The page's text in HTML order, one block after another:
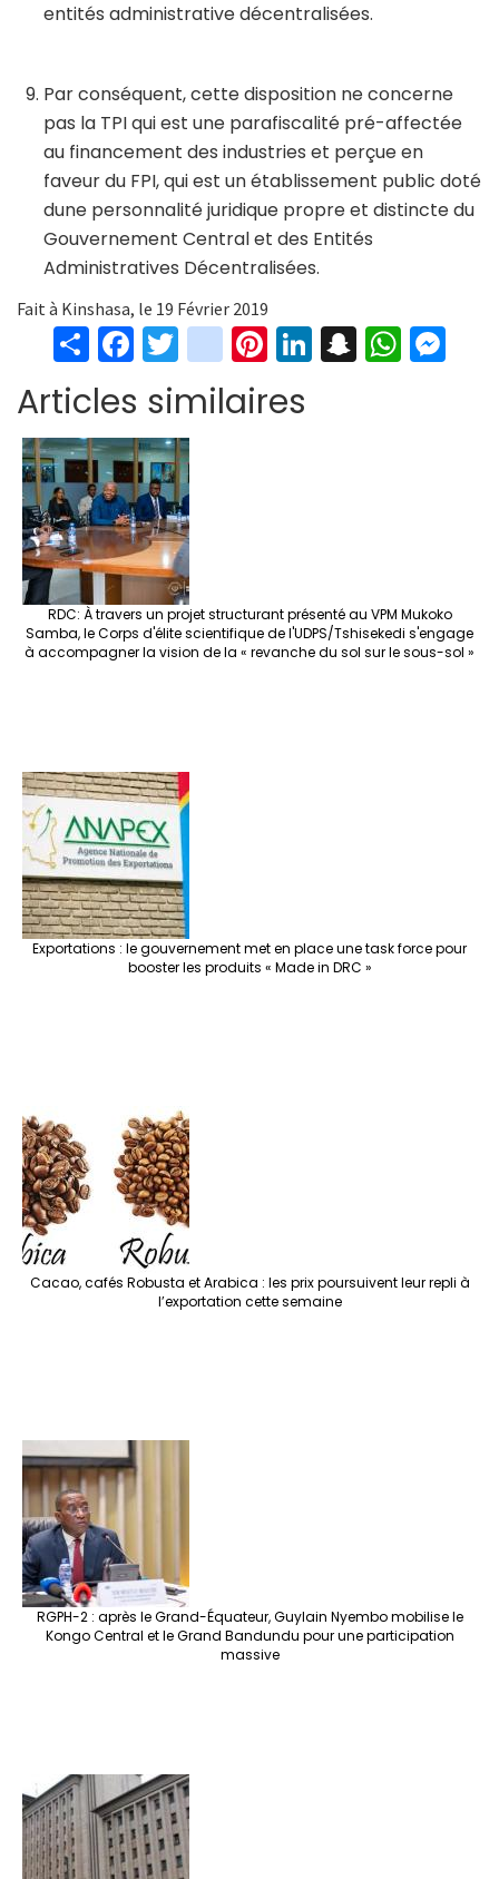
entités administrative décentralisées.
Par conséquent, cette disposition ne concerne
pas la TPI qui est une parafiscalité pré-affectée
au financement des industries et perçue en
faveur du FPI, qui est un établissement public doté
dune personnalité juridique propre et distincte du
Gouvernement Central et des Entités
Administratives Décentralisées.
Fait à Kinshasa, le 19 Février 2019
S
h
ar
e
Fa
ce
b
o
o
k
T
wi
tt
er
in
st
ag
Pi
er
Li S W
Articles similaires
RDC: À travers un projet structurant présenté au VPM Mukoko
Samba, le Corps d'élite scientifique de l'UDPS/Tshisekedi s'engage
à accompagner la vision de la « revanche du sol sur le sous-sol »
Exportations : le gouvernement met en place une task force pour
booster les produits « Made in DRC »
Cacao, cafés Robusta et Arabica : les prix poursuivent leur repli à
l’exportation cette semaine
RGPH-2 : après le Grand-Équateur, Guylain Nyembo mobilise le
Kongo Central et le Grand Bandundu pour une participation
massive